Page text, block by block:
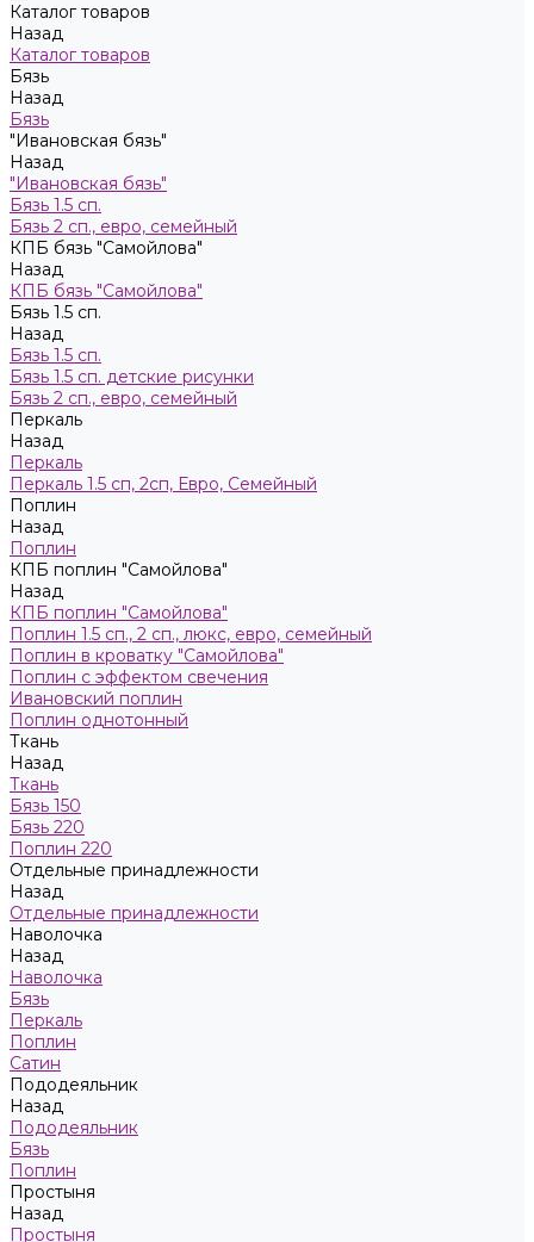
Каталог товаров
Назад
Каталог товаров
Бязь
Назад
Бязь
"Ивановская бязь"
Назад
"Ивановская бязь"
Бязь 1.5 сп.
Бязь 2 сп., евро, семейный
КПБ бязь "Самойлова"
Назад
КПБ бязь "Самойлова"
Бязь 1.5 сп.
Назад
Бязь 1.5 сп.
Бязь 1.5 сп. детские рисунки
Бязь 2 сп., евро, семейный
Пeркaль
Назад
Пeркaль
Перкаль 1.5 сп, 2сп, Евро, Семейный
Поплин
Назад
Поплин
КПБ поплин "Самойлова"
Назад
КПБ поплин "Самойлова"
Поплин 1.5 сп., 2 сп., люкс, евро, семейный
Поплин в кроватку "Самойлова"
Поплин с эффектом свечения
Ивановский поплин
Поплин однотонный
Ткань
Назад
Ткань
Бязь 150
Бязь 220
Поплин 220
Отдельные принадлежности
Назад
Отдельные принадлежности
Наволочка
Назад
Наволочка
Бязь
Перкаль
Поплин
Сатин
Пододеяльник
Назад
Пододеяльник
Бязь
Поплин
Простыня
Назад
Простыня